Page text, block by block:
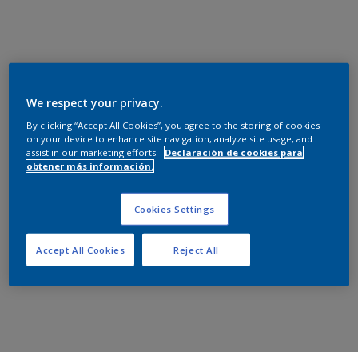
We respect your privacy.
By clicking “Accept All Cookies”, you agree to the storing of cookies
on your device to enhance site navigation, analyze site usage, and
assist in our marketing efforts.
Declaración de cookies para
obtener más información.
Cookies Settings
Reject All
Accept All Cookies